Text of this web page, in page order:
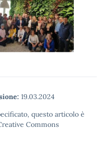
19.03.2024
questo articolo è
Commons